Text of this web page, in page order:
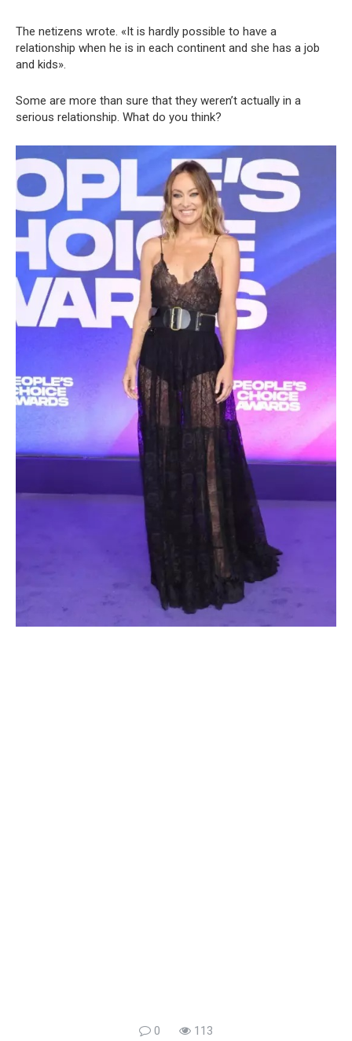
The netizens wrote. «It is hardly possible to have a
relationship when he is in each continent and she has a job
and kids».
Some are more than sure that they weren’t actually in a
serious relationship. What do you think?
0 113